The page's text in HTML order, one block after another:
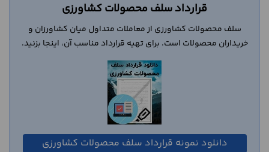
قرارداد سلف محصولات کشاورزی
سلف محصولات کشاورزی از معاملات متداول میان کشاورزان و
خریداران محصولات است. برای تهیه قرارداد مناسب آن، اینجا بزنید.
دانلود نمونه قرارداد سلف محصولات کشاورزی